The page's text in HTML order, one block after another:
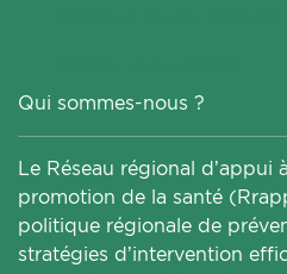
Qui sommes-nous ?
Le Réseau régional d’appui
promotion de la santé
politique régionale de
stratégies d’intervention